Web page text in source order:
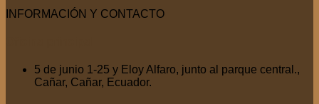
INFORMACIÓN Y CONTACTO
5 de junio 1-25 y Eloy Alfaro, junto al parque central.,
Cañar, Cañar, Ecuador.